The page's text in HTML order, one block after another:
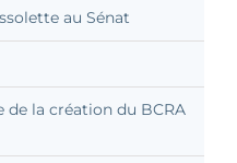
au Sénat
de la création du BCRA